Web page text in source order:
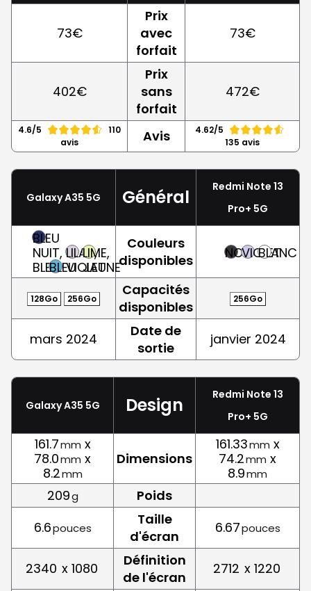
73€
Prix
avec
forfait
73€
402€
Prix
sans
forfait
472€
4.6/5
110
avis
Avis
4.62/5
135 avis
Galaxy A35 5G Général
Redmi Note 13
Pro+ 5G
BLEU
NUIT,
BLEUBLEU
LILAS,
VIOLET
LIME,
JAUNE
Couleurs
disponibles
NOIRVIOLET
BLANC
128Go 256Go
Capacités
disponibles
256Go
mars 2024
Date de
sortie
janvier 2024
Galaxy A35 5G Design
Redmi Note 13
Pro+ 5G
161.7mm x
78.0mm x
8.2mm
Dimensions
161.33mm x
74.2mm x
8.9mm
209g
Poids
6.6pouces
Taille
d'écran
6.67pouces
2340 x 1080
Définition
de l'écran
2712 x 1220